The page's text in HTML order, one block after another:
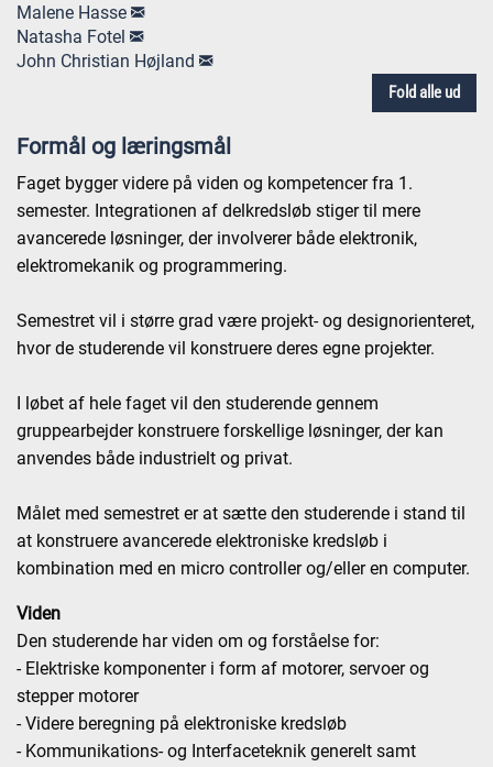
Malene Hasse
Natasha Fotel
John Christian Højland
Fold alle ud
Formål og læringsmål
Faget bygger videre på viden og kompetencer fra 1.
semester. Integrationen af delkredsløb stiger til mere
avancerede løsninger, der involverer både elektronik,
elektromekanik og programmering.
Semestret vil i større grad være projekt- og designorienteret,
hvor de studerende vil konstruere deres egne projekter.
I løbet af hele faget vil den studerende gennem
gruppearbejder konstruere forskellige løsninger, der kan
anvendes både industrielt og privat.
Målet med semestret er at sætte den studerende i stand til
at konstruere avancerede elektroniske kredsløb i
kombination med en micro controller og/eller en computer.
Viden
Den studerende har viden om og forståelse for:
- Elektriske komponenter i form af motorer, servoer og
stepper motorer
- Videre beregning på elektroniske kredsløb
- Kommunikations- og Interfaceteknik generelt samt